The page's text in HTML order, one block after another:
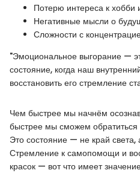
Потерю интереса к хобби
Негативные мысли о
Сложности с
"Эмоциональное выгорание —
состояние, когда наш
восстановить его стремление
Чем быстрее мы начнём
быстрее мы сможем обратиться
Это состояние — не край света,
Стремление к самопомощи и
красок — вот что имеет